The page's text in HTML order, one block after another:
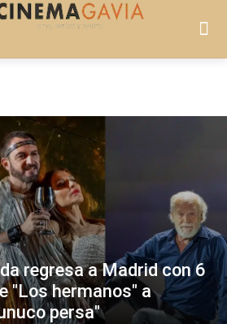
regresa a Madrid con 6
"Los hermanos" a
persa"